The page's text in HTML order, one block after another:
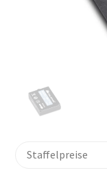
Staffelpreise